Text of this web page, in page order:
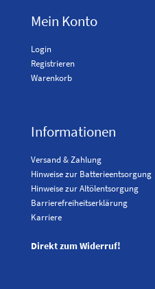
Mein Konto
Login
Registrieren
Warenkorb
Informationen
Versand & Zahlung
Hinweise zur Batterieentsorgung
Hinweise zur Altölentsorgung
Barrierefreiheitserklärung
Karriere
Direkt zum Widerruf!